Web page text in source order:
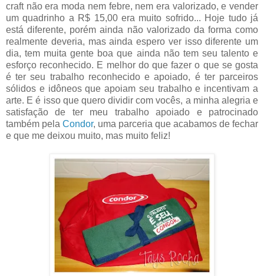
craft não era moda nem febre, nem era valorizado, e vender
um quadrinho a R$ 15,00 era muito sofrido... Hoje tudo já
está diferente, porém ainda não valorizado da forma como
realmente deveria, mas ainda espero ver isso diferente um
dia, tem muita gente boa que ainda não tem seu talento e
esforço reconhecido. E melhor do que fazer o que se gosta
é ter seu trabalho reconhecido e apoiado, é ter parceiros
sólidos e idôneos que apoiam seu trabalho e incentivam a
arte. E é isso que quero dividir com vocês, a minha alegria e
satisfação de ter meu trabalho apoiado e patrocinado
também pela Condor, uma parceria que acabamos de fechar
e que me deixou muito, mas muito feliz!